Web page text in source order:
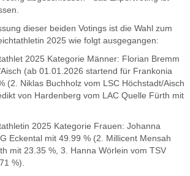
dieser beiden Votings ist die Wahl zum
2025 wie folgt ausgegangen:
2025 Kategorie Männer: Florian Bremm
(ab 01.01.2026 startend für Frankonia
(2. Niklas Buchholz vom LSC Höchstadt/Aisch
von Hardenberg vom LAC Quelle Fürth mit
2025 Kategorie Frauen: Johanna
Eckental mit 49.99 % (2. Millicent Mensah
mit 23.35 %, 3. Hanna Wörlein vom TSV
%).